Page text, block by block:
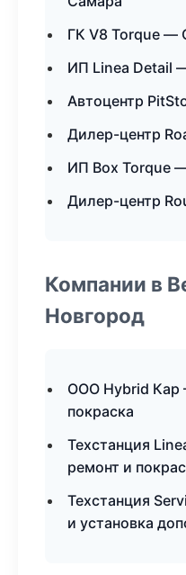
ГК V8 Torque —
ИП Linea Detail
Автоцентр
Дилер-центр
ИП Box Torque
Дилер-центр
Компании в
Новгород
ООО Hybrid Кар
покраска
Техстанция
ремонт и
Техстанция
и установка